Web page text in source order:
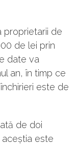
proprietarii de
de lei prin
date va
an, în timp ce
este de
de doi
aceștia este